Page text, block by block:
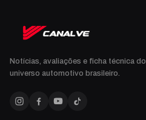
Notícias, avaliações e ficha técnica do
universo automotivo brasileiro.